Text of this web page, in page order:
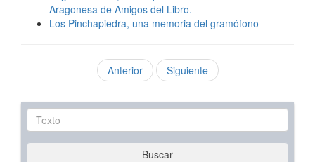
Aragonesa de Amigos del Libro.
Los Pinchapiedra, una memoria del gramófono
Anterior Siguiente
Texto
Buscar